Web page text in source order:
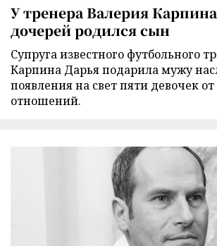
У тренера Валерия
дочерей родился сын
Супруга известного футбольного
Карпина Дарья подарила мужу
появления на свет пяти девочек
отношений.